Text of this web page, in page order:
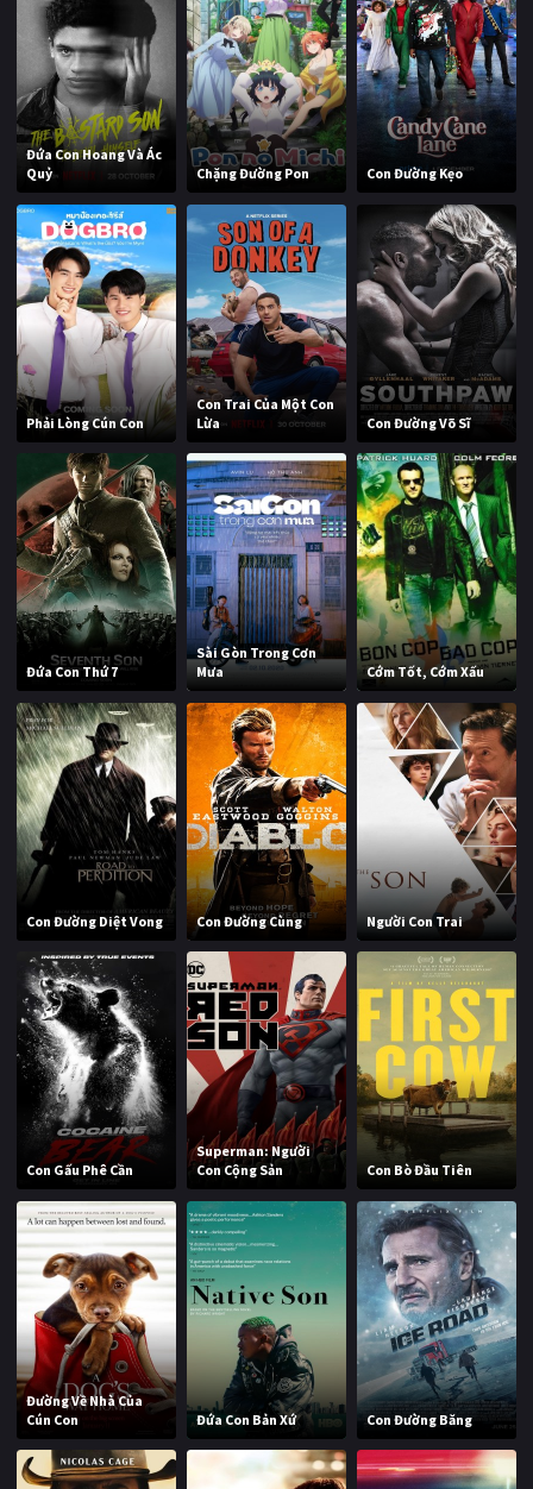
Đứa Con Hoang Và Ác
Quỷ
Chặng Đường Pon Con Đường Kẹo
Phải Lòng Cún Con
Con Trai Của Một Con
Lừa
Con Đường Võ Sĩ
Đứa Con Thứ 7
Sài Gòn Trong Cơn
Mưa
Cớm Tốt, Cớm Xấu
Con Đường Diệt Vong Con Đường Cùng Người Con Trai
Con Gấu Phê Cần
Superman: Người
Con Cộng Sản
Con Bò Đầu Tiên
Đường Về Nhà Của
Cún Con
Đứa Con Bản Xứ Con Đường Băng